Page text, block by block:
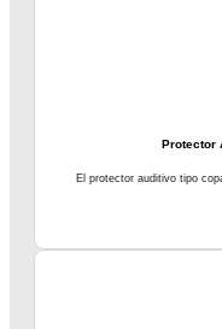
Protector
El protector auditivo tipo